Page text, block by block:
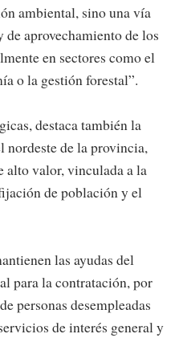
ambiental, sino una vía
aprovechamiento de los
en sectores como el
o la gestión forestal”.
destaca también la
nordeste de la provincia,
alto valor, vinculada a la
de población y el
las ayudas del
para la contratación, por
personas desempleadas
de interés general y